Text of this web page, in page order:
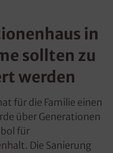
in
sollten zu
werden
für die Familie einen
über Generationen
für
Die Sanierung